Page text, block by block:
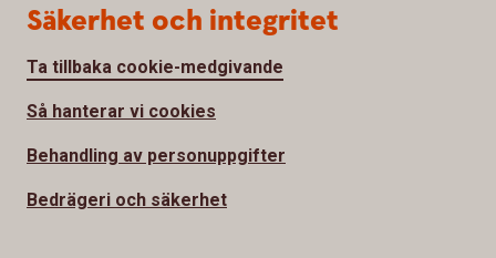
Säkerhet och integritet
Ta tillbaka cookie-medgivande
Så hanterar vi cookies
Behandling av personuppgifter
Bedrägeri och säkerhet